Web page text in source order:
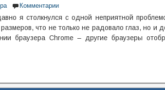
Комментарии
я столкнулся с одной неприятной
что не только не радовало глаз, но и
браузера Chrome – другие браузеры